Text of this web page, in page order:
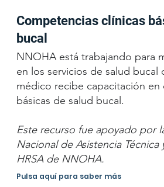
Competencias clínicas
bucal
NNOHA está trabajando para
en los servicios de salud bucal
médico recibe capacitación en
básicas de salud bucal.
Este recurso fue apoyado por
Nacional de Asistencia Técnica
HRSA de NNOHA.
Pulsa aquí para saber más